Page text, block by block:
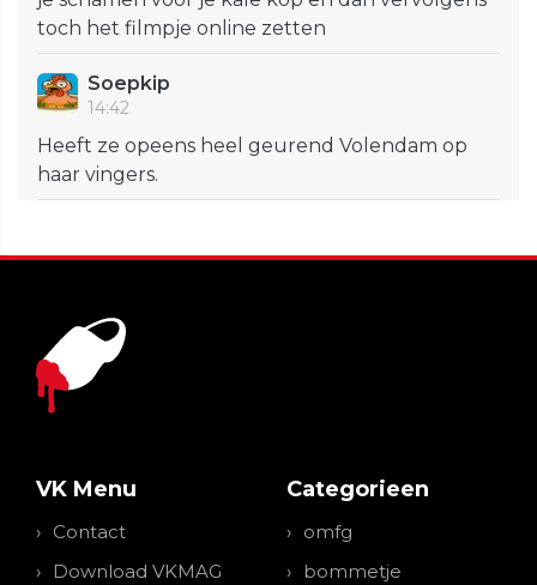
toch het filmpje online zetten
Soepkip
14:42
Heeft ze opeens heel geurend Volendam op
haar vingers.
VK Menu
Contact
Download VKMAG
Categorieen
omfg
bommetje